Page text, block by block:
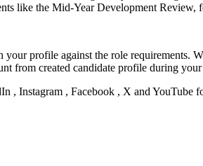
like the Mid-Year Development Review,
profile against the role requirements.
from created candidate profile during
Instagram , Facebook , X and YouTube